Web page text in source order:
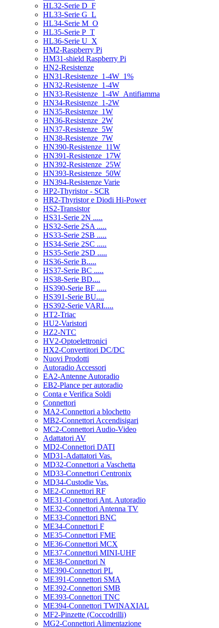
HL32-Serie D_F
HL33-Serie G_L
HL34-Serie M_O
HL35-Serie P_T
HL36-Serie U_X
HM2-Raspberry Pi
HM31-shield Raspberry Pi
HN2-Resistenze
HN31-Resistenze_1-4W_1%
HN32-Resistenze_1-4W
HN33-Resistenze_1-4W_Antifiamma
HN34-Resistenze_1-2W
HN35-Resistenze_1W
HN36-Resistenze_2W
HN37-Resistenze_5W
HN38-Resistenze_7W
HN390-Resistenze_11W
HN391-Resistenze_17W
HN392-Resistenze_25W
HN393-Resistenze_50W
HN394-Resistenze Varie
HP2-Thyristor - SCR
HR2-Thyristor e Diodi Hi-Power
HS2-Transistor
HS31-Serie 2N .....
HS32-Serie 2SA .....
HS33-Serie 2SB .....
HS34-Serie 2SC .....
HS35-Serie 2SD .....
HS36-Serie B.....
HS37-Serie BC .....
HS38-Serie BD....
HS390-Serie BF .....
HS391-Serie BU....
HS392-Serie VARI.....
HT2-Triac
HU2-Varistori
HZ2-NTC
HV2-Optoelettronici
HX2-Convertitori DC/DC
Nuovi Prodotti
Autoradio Accessori
EA2-Antenne Autoradio
EB2-Plance per autoradio
Conta e Verifica Soldi
Connettori
MA2-Connettori a blochetto
MB2-Connettori Accendisigari
MC2-Connettori Audio-Video
Adattatori AV
MD2-Connettori DATI
MD31-Adattatori Vas.
MD32-Connettori a Vaschetta
MD33-Connettori Centronix
MD34-Custodie Vas.
ME2-Connettori RF
ME31-Connettori Ant. Autoradio
ME32-Connettori Antenna TV
ME33-Connettori BNC
ME34-Connettori F
ME35-Connettori FME
ME36-Connettori MCX
ME37-Connettori MINI-UHF
ME38-Connettori N
ME390-Connettori PL
ME391-Connettori SMA
ME392-Connettori SMB
ME393-Connettori TNC
ME394-Connettori TWINAXIAL
MF2-Pinzette (Coccodrilli)
MG2-Connettori Alimentazione